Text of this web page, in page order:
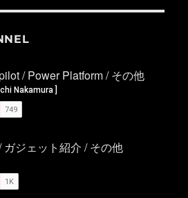
/ Power Platform / その他
ジェット紹介 / その他